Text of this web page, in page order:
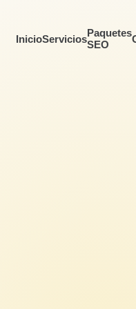
InicioServiciosPaquetes
SEO